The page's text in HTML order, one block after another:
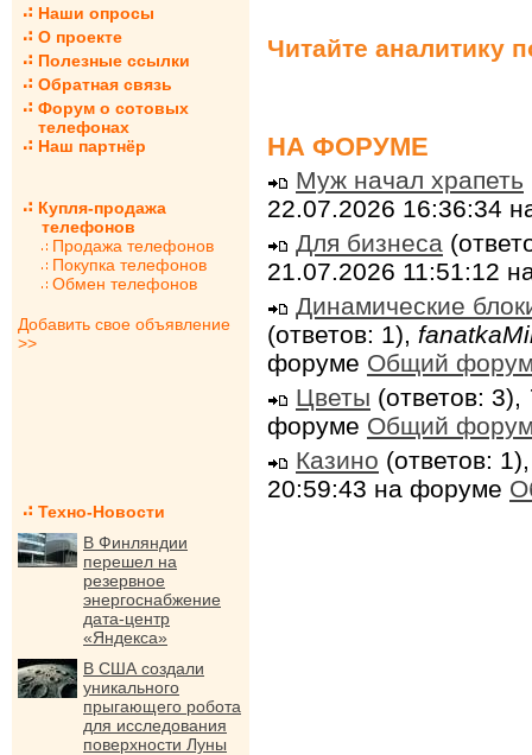
Наши опросы
О проекте
Полезные ссылки
Обратная связь
Форум о сотовых
телефонах
Наш партнёр
Купля-продажа
телефонов
Продажа телефонов
Покупка телефонов
Обмен телефонов
Добавить свое объявление
>>
Техно-Новости
В Финляндии
перешел на
резервное
энергоснабжение
дата-центр
«Яндекса»
В США создали
уникального
прыгающего робота
для исследования
поверхности Луны
Читайте аналитику
НА ФОРУМЕ
Муж начал храпеть
22.07.2026 16:36:34
Для бизнеса
21.07.2026 11:51:12
Динамические
(ответов: 1),
форуме Общий
Цветы (ответов: 3),
форуме Общий
Казино (ответов:
20:59:43 на форуме